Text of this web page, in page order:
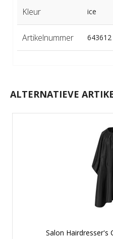
Kleur ice
Artikelnummer 643612
ALTERNATIEVE
Salon Hairdresser's